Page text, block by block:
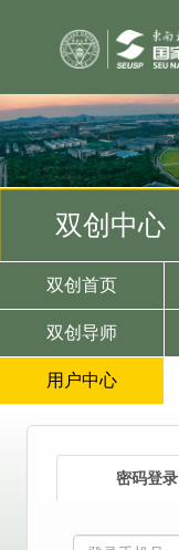
双创中心
双创首页
双创导师
用户中心
密码登录